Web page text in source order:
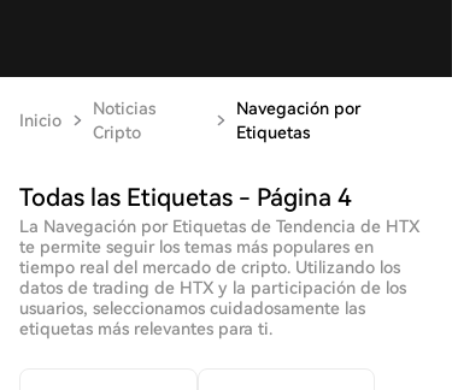
Inicio
Noticias
Cripto
Navegación por
Etiquetas
Todas las Etiquetas - Página 4
La Navegación por Etiquetas de Tendencia de HTX
te permite seguir los temas más populares en
tiempo real del mercado de cripto. Utilizando los
datos de trading de HTX y la participación de los
usuarios, seleccionamos cuidadosamente las
etiquetas más relevantes para ti.